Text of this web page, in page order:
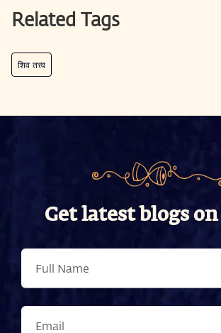
Related Tags
शिव तत्त्व
Get latest blogs on